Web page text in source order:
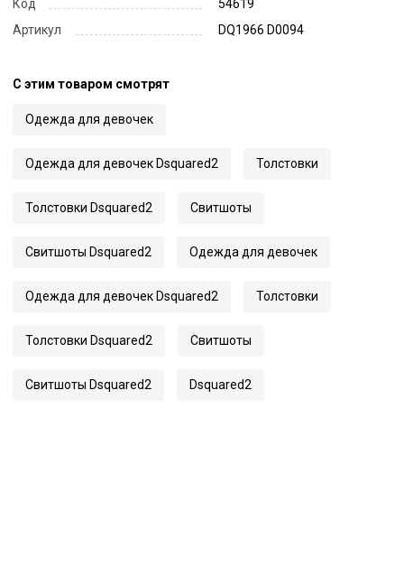
Код
54619
Артикул
DQ1966 D0094
С этим товаром смотрят
Одежда для девочек
Одежда для девочек Dsquared2 Толстовки
Толстовки Dsquared2 Свитшоты
Свитшоты Dsquared2 Одежда для девочек
Одежда для девочек Dsquared2 Толстовки
Толстовки Dsquared2 Свитшоты
Свитшоты Dsquared2 Dsquared2